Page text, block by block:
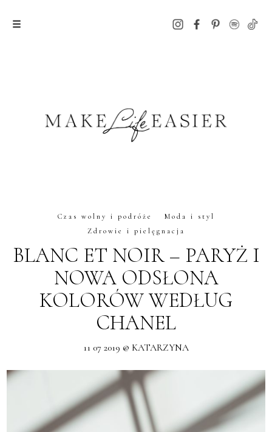
Czas wolny i podróże
Moda i styl
Zdrowie i pielęgnacja
BLANC ET NOIR – PARYŻ I
NOWA ODSŁONA
KOLORÓW WEDŁUG
CHANEL
11 07 2019 @ KATARZYNA